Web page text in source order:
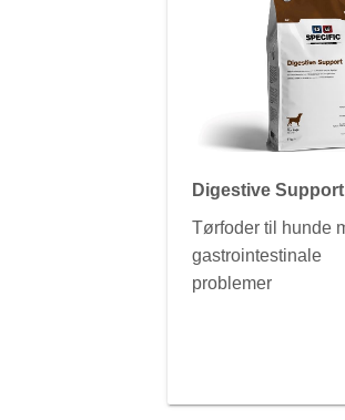
Digestive Support
Tørfoder til hunde
gastrointestinale
problemer